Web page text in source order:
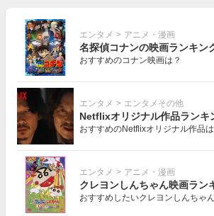
エンタメ > アニメ・漫画
名探偵コナンの映画ランキン
おすすめのコナン映画は？
エンタメ > エンタメその他
Netflixオリジナル作品ランキ
おすすめのNetflixオリジナル作品は
エンタメ > アニメ・漫画
クレヨンしんちゃん映画ラン
おすすめしたいクレヨンしんちゃ